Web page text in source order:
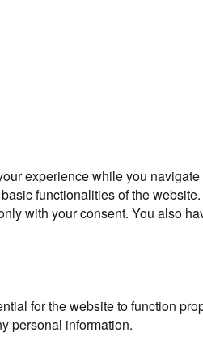
experience while you
functionalities of the
with your consent. You also
for the website to function
personal information.